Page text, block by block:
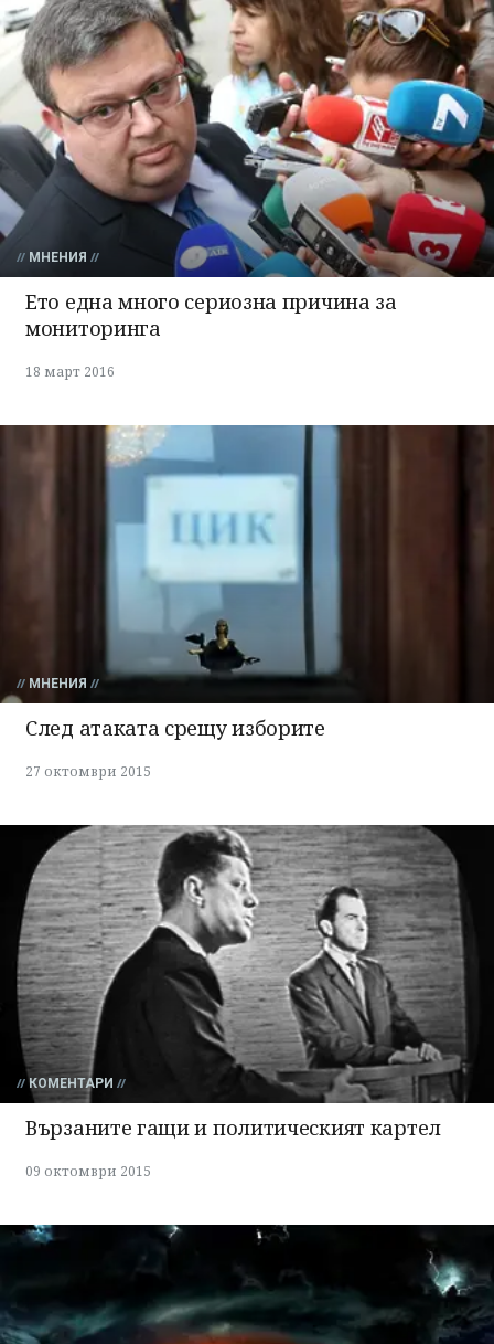
МНЕНИЯ
Ето една много сериозна причина за
мониторинга
18 март 2016
МНЕНИЯ
След атаката срещу изборите
27 октомври 2015
КОМЕНТАРИ
Вързаните гащи и политическият картел
09 октомври 2015